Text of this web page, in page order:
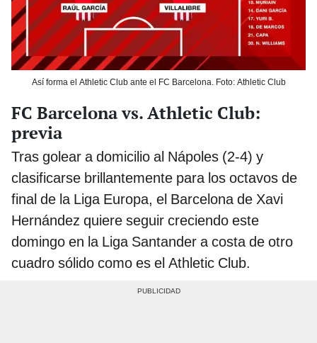
Así forma el Athletic Club ante el FC Barcelona. Foto: Athletic Club
FC Barcelona vs. Athletic Club:
previa
Tras golear a domicilio al Nápoles (2-4) y
clasificarse brillantemente para los octavos de
final de la Liga Europa, el Barcelona de Xavi
Hernández quiere seguir creciendo este
domingo en la Liga Santander a costa de otro
cuadro sólido como es el Athletic Club.